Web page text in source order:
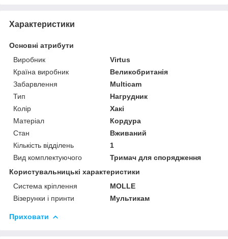
Характеристики
Основні атрибути
Виробник
Virtus
Країна виробник
Великобританія
Забарвлення
Multicam
Тип
Нагрудник
Колір
Хакі
Матеріал
Кордура
Стан
Вживаний
Кількість відділень
1
Вид комплектуючого
Тримач для спорядження
Користувальницькі характеристики
Система кріплення
MOLLE
Візерунки і принти
Мультикам
Приховати